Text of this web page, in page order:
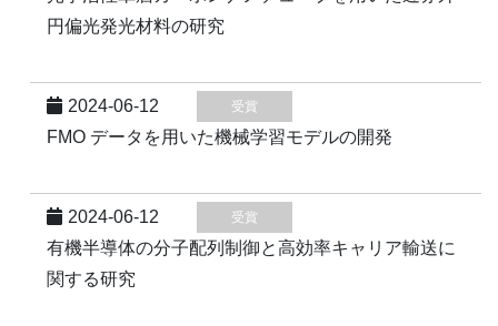
円偏光発光材料の研究
2024-06-12 受賞
FMO データを用いた機械学習モデルの開発
2024-06-12 受賞
有機半導体の分子配列制御と高効率キャリア輸送に
関する研究